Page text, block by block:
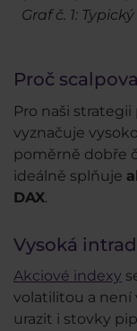
Graf č. 1:
Proč
Pro naši
vyznačuje
poměrně dobře
ideálně splňuje
DAX.
Vysoká
Akciové indexy
volatilitou a není
urazit i stovky